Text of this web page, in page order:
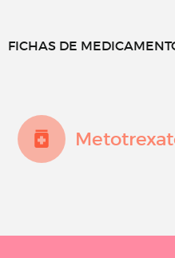
FICHAS DE